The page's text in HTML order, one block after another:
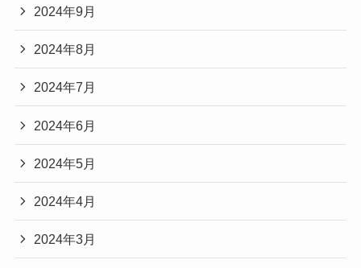
2024年9月
2024年8月
2024年7月
2024年6月
2024年5月
2024年4月
2024年3月